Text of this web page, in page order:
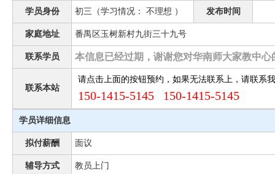
学员身份 初三（学习情况： 不理想 ） 发布时间
家庭地址 番禺区玉树新村九街三十九号
联系学员 本信息已经过期，谢谢您对华南师大家教中心
联系本站
请点击上面的按钮预约，如果无法联系上，请联系
150-1415-5145 150-1415-5145
学员详细信息
拟付薪酬 面议
辅导方式 教员上门